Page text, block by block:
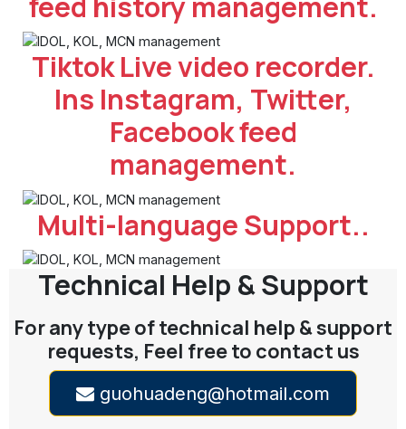
Tiktok Live video recorder.
Ins Instagram, Twitter,
Facebook feed
management.
Multi-language Support..
Technical Help & Support
For any type of technical help & support
requests, Feel free to contact us
guohuadeng@hotmail.com